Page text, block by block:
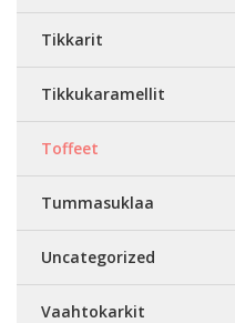
Tikkarit
Tikkukaramellit
Toffeet
Tummasuklaa
Uncategorized
Vaahtokarkit